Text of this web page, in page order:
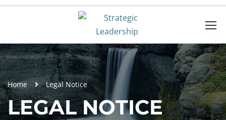
Home Legal Notice
LEGAL NOTICE